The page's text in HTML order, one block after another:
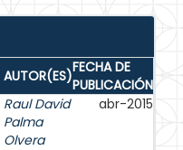
AUTOR(ES)FECHA DE
PUBLICACIÓN
Raul David
Palma
Olvera
abr-2015